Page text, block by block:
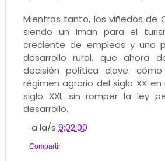
Mientras tanto, los viñedos de
siendo un imán para el
creciente de empleos y una
desarrollo rural, que ahora
decisión política clave:
régimen agrario del siglo XX
siglo XXI, sin romper la ley
desarrollo.
a la/s9:02:00
Compartir